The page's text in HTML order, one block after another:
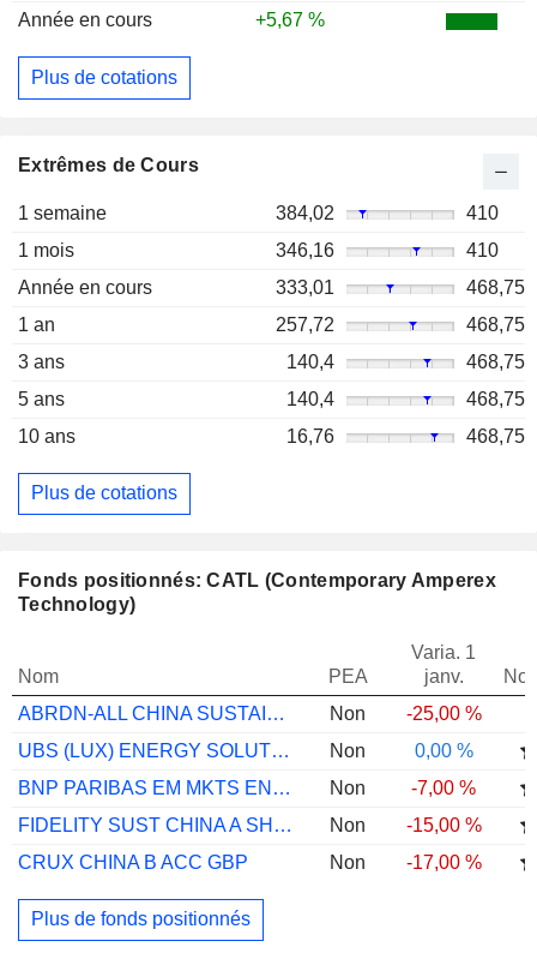
Année en cours +5,67 %
Plus de cotations
Extrêmes de Cours
1 semaine 384,02
410
1 mois
346,16
410
Année en cours
333,01
468,75
1 an
257,72
468,75
3 ans
140,4
468,75
5 ans
140,4
468,75
10 ans
16,76 468,75
Plus de cotations
Fonds positionnés: CATL (Contemporary Amperex
Technology)
Nom PEA
Varia. 1
janv.
ABRDN-ALL CHINA SUSTAINABLE EQ A ACCUSD
Non
-25,00 %
UBS (LUX) ENERGY SOLUTIONS EQUITY FUND S
Non
0,00 %
BNP PARIBAS EM MKTS ENVIRTL SOLU I CAP
Non
-7,00 %
FIDELITY SUST CHINA A SHS Y ACC RMB
Non
-15,00 %
CRUX CHINA B ACC GBP
Non -17,00 %
Plus de fonds positionnés